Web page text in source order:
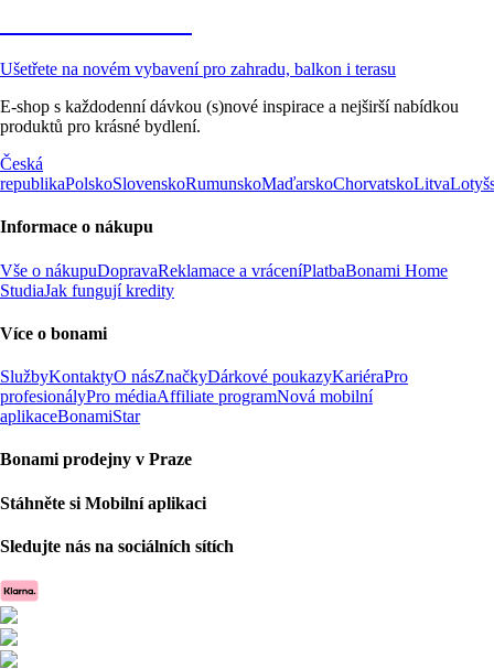
Ušetřete na novém vybavení pro zahradu, balkon i terasu
E-shop s každodenní dávkou (s)nové inspirace a nejširší nabídkou
produktů pro krásné bydlení.
Česká
republikaPolskoSlovenskoRumunskoMaďarskoChorvatskoLitva
Informace o nákupu
Vše o nákupuDopravaReklamace a vráceníPlatbaBonami Home
StudiaJak fungují kredity
Více o bonami
SlužbyKontaktyO násZnačkyDárkové poukazyKariéraPro
profesionályPro médiaAffiliate programNová mobilní
aplikaceBonamiStar
Bonami prodejny v Praze
Stáhněte si Mobilní aplikaci
Sledujte nás na sociálních sítích